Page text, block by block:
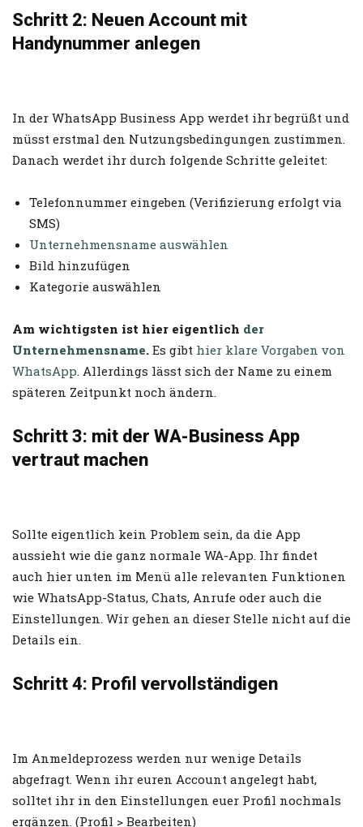
Schritt 2: Neuen Account mit
Handynummer anlegen
In der WhatsApp Business App werdet ihr begrüßt und
müsst erstmal den Nutzungsbedingungen zustimmen.
Danach werdet ihr durch folgende Schritte geleitet:
Telefonnummer eingeben (Verifizierung erfolgt via
SMS)
Unternehmensname auswählen
Bild hinzufügen
Kategorie auswählen
Am wichtigsten ist hier eigentlich der
Unternehmensname. Es gibt hier klare Vorgaben von
WhatsApp. Allerdings lässt sich der Name zu einem
späteren Zeitpunkt noch ändern.
Schritt 3: mit der WA-Business App
vertraut machen
Sollte eigentlich kein Problem sein, da die App
aussieht wie die ganz normale WA-App. Ihr findet
auch hier unten im Menü alle relevanten Funktionen
wie WhatsApp-Status, Chats, Anrufe oder auch die
Einstellungen. Wir gehen an dieser Stelle nicht auf die
Details ein.
Schritt 4: Profil vervollständigen
Im Anmeldeprozess werden nur wenige Details
abgefragt. Wenn ihr euren Account angelegt habt,
solltet ihr in den Einstellungen euer Profil nochmals
ergänzen. (Profil > Bearbeiten)